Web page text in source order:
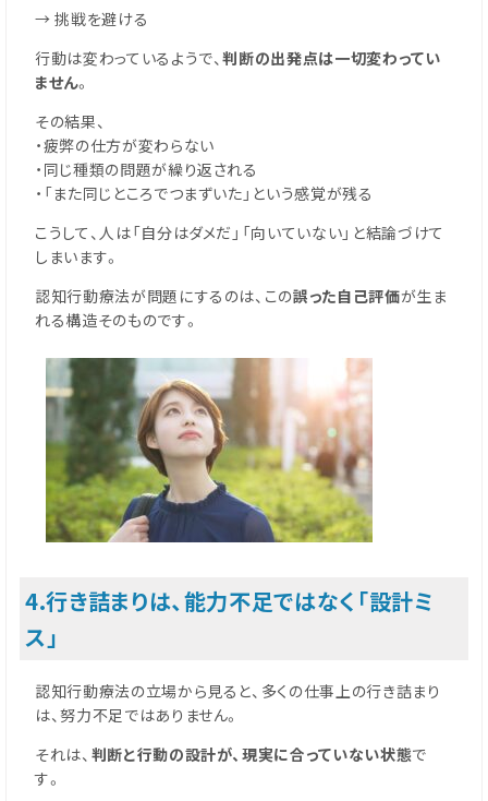
→ 挑戦を避ける
行動は変わっているようで、判断の出発点は一切変わってい
ません。
その結果、
・疲弊の仕方が変わらない
・同じ種類の問題が繰り返される
・「また同じところでつまずいた」という感覚が残る
こうして、人は「自分はダメだ」「向いていない」と結論づけて
しまいます。
認知行動療法が問題にするのは、この誤った自己評価が生ま
れる構造そのものです。
4.行き詰まりは、能力不足ではなく「設計ミ
ス」
認知行動療法の立場から見ると、多くの仕事上の行き詰まり
は、努力不足ではありません。
それは、 判断と行動の設計が、現実に合っていない状態で
す。